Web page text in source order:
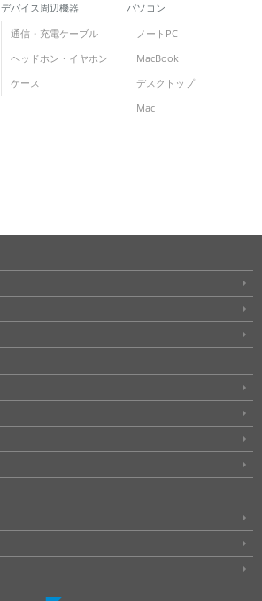
デバイス周辺機器
通信・充電ケーブル
ヘッドホン・イヤホン
ケース
パソコン
ノートPC
MacBook
デスクトップ
Mac